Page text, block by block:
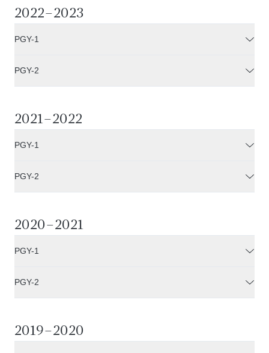
2022–2023
PGY-1
PGY-2
2021–2022
PGY-1
PGY-2
2020–2021
PGY-1
PGY-2
2019–2020